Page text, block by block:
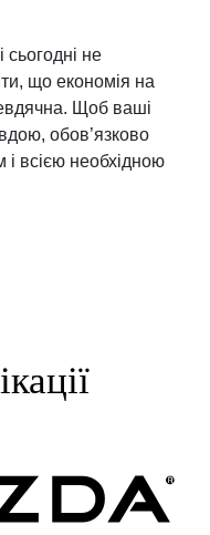
сьогодні не
що економія на
Щоб ваші
обов’язково
і всією необхідною